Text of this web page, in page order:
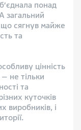
понад
загальний
що сягнув майже
та
цінність
не тільки
та
куточків
виробників, і